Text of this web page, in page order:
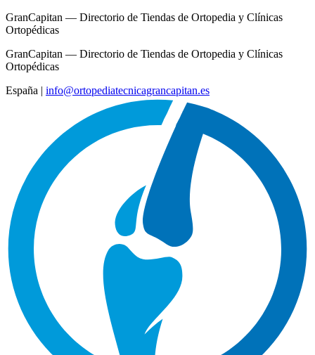
GranCapitan — Directorio de Tiendas de Ortopedia y Clínicas
Ortopédicas
GranCapitan — Directorio de Tiendas de Ortopedia y Clínicas
Ortopédicas
España | info@ortopediatecnicagrancapitan.es